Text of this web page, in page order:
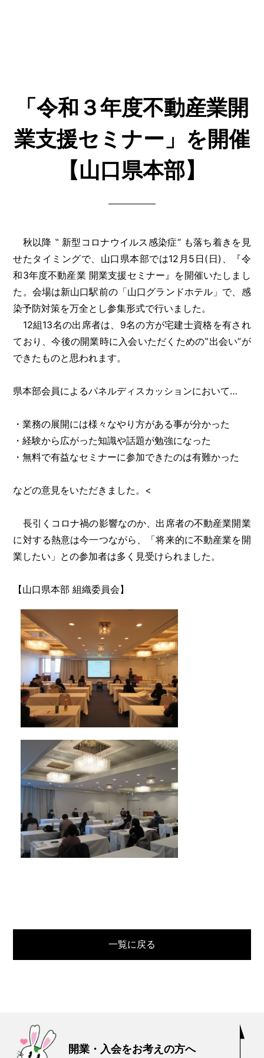
「令和３年度不動産業開
業支援セミナー」を開催
【山口県本部】
秋以降 ‟ 新型コロナウイルス感染症“ も落ち着きを見
せたタイミングで、山口県本部では12月5日(日)、『令
和3年度不動産業 開業支援セミナー』を開催いたしまし
た。会場は新山口駅前の「山口グランドホテル」で、感
染予防対策を万全とし参集形式で行いました。
12組13名の出席者は、9名の方が宅建士資格を有され
ており、今後の開業時に入会いただくための‟出会い”が
できたものと思われます。
県本部会員によるパネルディスカッションにおいて…
・業務の展開には様々なやり方がある事が分かった
・経験から広がった知識や話題が勉強になった
・無料で有益なセミナーに参加できたのは有難かった
などの意見をいただきました。<
長引くコロナ禍の影響なのか、出席者の不動産業開業
に対する熱意は今一つながら、「将来的に不動産業を開
業したい」との参加者は多く見受けられました。
【山口県本部 組織委員会】
一覧に戻る
開業・入会をお考えの方へ